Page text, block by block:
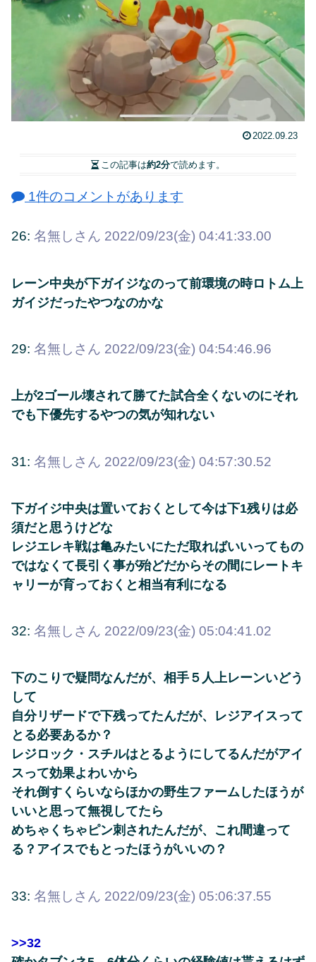
2022.09.23
この記事は約2分で読めます。
1件のコメントがあります
26: 名無しさん 2022/09/23(金) 04:41:33.00
レーン中央が下ガイジなのって前環境の時ロトム上
ガイジだったやつなのかな
29: 名無しさん 2022/09/23(金) 04:54:46.96
上が2ゴール壊されて勝てた試合全くないのにそれ
でも下優先するやつの気が知れない
31: 名無しさん 2022/09/23(金) 04:57:30.52
下ガイジ中央は置いておくとして今は下1残りは必
須だと思うけどな
レジエレキ戦は亀みたいにただ取ればいいってもの
ではなくて長引く事が殆どだからその間にレートキ
ャリーが育っておくと相当有利になる
32: 名無しさん 2022/09/23(金) 05:04:41.02
下のこりで疑問なんだが、相手５人上レーンいどう
して
自分リザードで下残ってたんだが、レジアイスって
とる必要あるか？
レジロック・スチルはとるようにしてるんだがアイ
スって効果よわいから
それ倒すくらいならほかの野生ファームしたほうが
いいと思って無視してたら
めちゃくちゃピン刺されたんだが、これ間違って
る？アイスでもとったほうがいいの？
33: 名無しさん 2022/09/23(金) 05:06:37.55
>>32